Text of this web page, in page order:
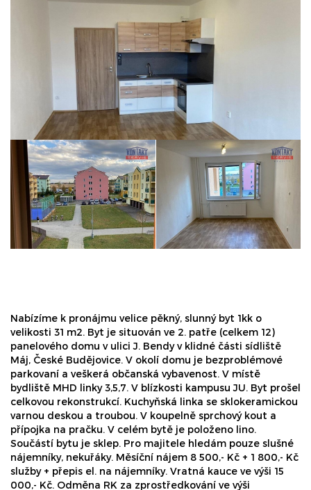
Nabízíme k pronájmu velice pěkný, slunný byt 1kk o
velikosti 31 m2. Byt je situován ve 2. patře (celkem 12)
panelového domu v ulici J. Bendy v klidné části sídliště
Máj, České Budějovice. V okolí domu je bezproblémové
parkovaní a veškerá občanská vybavenost. V místě
bydliště MHD linky 3,5,7. V blízkosti kampusu JU. Byt prošel
celkovou rekonstrukcí. Kuchyňská linka se sklokeramickou
varnou deskou a troubou. V koupelně sprchový kout a
přípojka na pračku. V celém bytě je položeno lino.
Součástí bytu je sklep. Pro majitele hledám pouze slušné
nájemníky, nekuřáky. Měsíční nájem 8 500,- Kč + 1 800,- Kč
služby + přepis el. na nájemníky. Vratná kauce ve výši 15
000,- Kč. Odměna RK za zprostředkování ve výši